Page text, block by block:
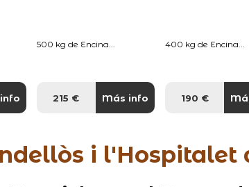
500 kg de Encina...
215 € Más info
400 kg de Encina...
190 €
i